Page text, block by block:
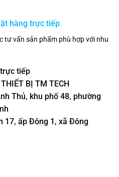
hàng trực tiếp
tư vấn sản phẩm phù hợp với nhu
tiếp
BỊ TM TECH
Thủ, khu phố 48, phường
17, ấp Đông 1, xã Đông